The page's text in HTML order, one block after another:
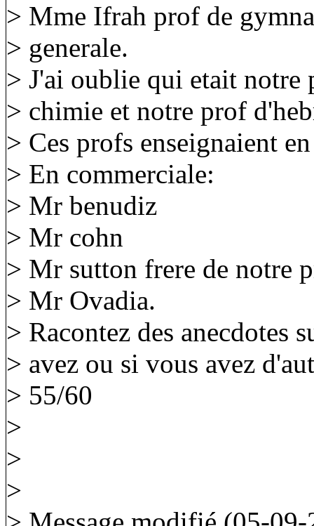
> Mme Ifrah prof de
> generale.
> J'ai oublie qui etait notre
> chimie et notre prof
> Ces profs enseignaient
> En commerciale:
> Mr benudiz
> Mr cohn
> Mr sutton frere de notre
> Mr Ovadia.
> Racontez des anecdotes
> avez ou si vous avez
> 55/60
>
>
>